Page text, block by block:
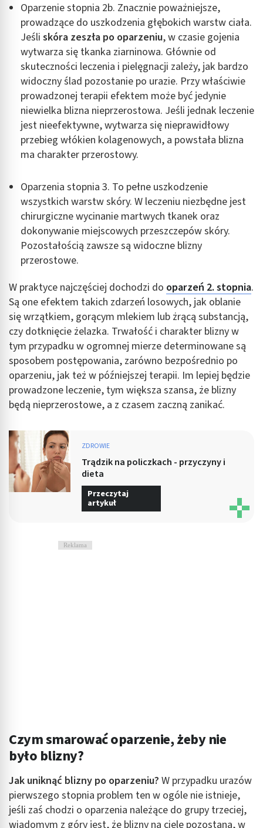
Oparzenie stopnia 2b. Znacznie poważniejsze,
prowadzące do uszkodzenia głębokich warstw ciała.
Jeśli skóra zeszła po oparzeniu, w czasie gojenia
wytwarza się tkanka ziarninowa. Głównie od
skuteczności leczenia i pielęgnacji zależy, jak bardzo
widoczny ślad pozostanie po urazie. Przy właściwie
prowadzonej terapii efektem może być jedynie
niewielka blizna nieprzerostowa. Jeśli jednak leczenie
jest nieefektywne, wytwarza się nieprawidłowy
przebieg włókien kolagenowych, a powstała blizna
ma charakter przerostowy.
Oparzenia stopnia 3. To pełne uszkodzenie
wszystkich warstw skóry. W leczeniu niezbędne jest
chirurgiczne wycinanie martwych tkanek oraz
dokonywanie miejscowych przeszczepów skóry.
Pozostałością zawsze są widoczne blizny
przerostowe.
W praktyce najczęściej dochodzi do oparzeń 2. stopnia.
Są one efektem takich zdarzeń losowych, jak oblanie
się wrzątkiem, gorącym mlekiem lub żrącą substancją,
czy dotknięcie żelazka. Trwałość i charakter blizny w
tym przypadku w ogromnej mierze determinowane są
sposobem postępowania, zarówno bezpośrednio po
oparzeniu, jak też w późniejszej terapii. Im lepiej będzie
prowadzone leczenie, tym większa szansa, że blizny
będą nieprzerostowe, a z czasem zaczną zanikać.
ZDROWIE
Trądzik na policzkach - przyczyny i
dieta
Przeczytaj
artykuł
Reklama
Czym smarować oparzenie, żeby nie
było blizny?
Jak uniknąć blizny po oparzeniu? W przypadku urazów
pierwszego stopnia problem ten w ogóle nie istnieje,
jeśli zaś chodzi o oparzenia należące do grupy trzeciej,
wiadomym z góry jest, że blizny na ciele pozostaną, w